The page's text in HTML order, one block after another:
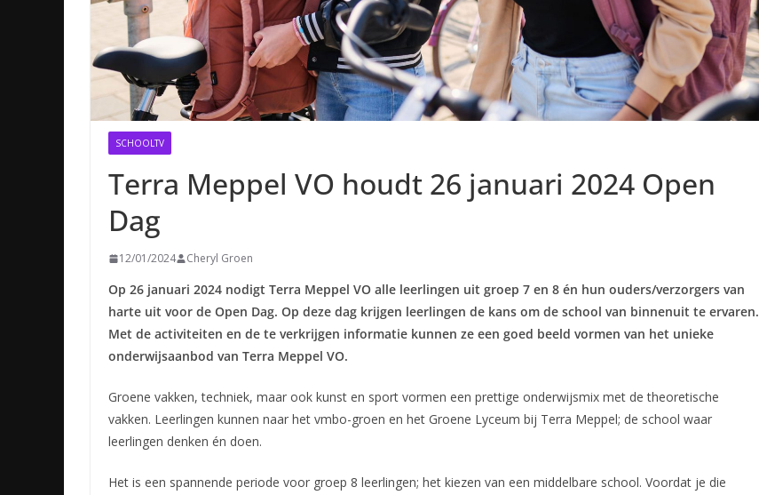
SCHOOLTV
Terra Meppel VO houdt 26 januari 2024 Open
Dag
12/01/2024 Cheryl Groen
Op 26 januari 2024 nodigt Terra Meppel VO alle leerlingen uit groep 7 en 8 én hun ouders/verzorgers van
harte uit voor de Open Dag. Op deze dag krijgen leerlingen de kans om de school van binnenuit te ervaren.
Met de activiteiten en de te verkrijgen informatie kunnen ze een goed beeld vormen van het unieke
onderwijsaanbod van Terra Meppel VO.
Groene vakken, techniek, maar ook kunst en sport vormen een prettige onderwijsmix met de theoretische
vakken. Leerlingen kunnen naar het vmbo-groen en het Groene Lyceum bij Terra Meppel; de school waar
leerlingen denken én doen.
Het is een spannende periode voor groep 8 leerlingen; het kiezen van een middelbare school. Voordat je die